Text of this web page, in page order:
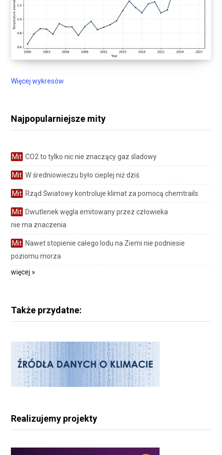
Więcej wykresów
Najpopularniejsze mity
Mit CO2 to tylko nic nie znaczący gaz śladowy
Mit W średniowieczu było cieplej niż dziś
Mit Rząd Światowy kontroluje klimat za pomocą chemtrails
Mit Dwutlenek węgla emitowany przez człowieka
nie ma znaczenia
Mit Nawet stopienie całego lodu na Ziemi nie podniesie
poziomu morza
więcej »
Także przydatne:
Realizujemy projekty